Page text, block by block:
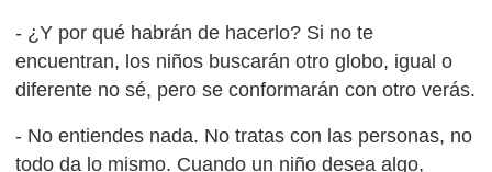
- ¿Y por qué habrán de hacerlo? Si no te
encuentran, los niños buscarán otro globo, igual o
diferente no sé, pero se conformarán con otro verás.
- No entiendes nada. No tratas con las personas, no
todo da lo mismo. Cuando un niño desea algo,